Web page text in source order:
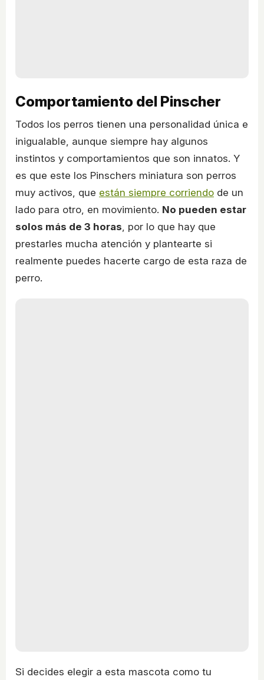
Comportamiento del Pinscher
Todos los perros tienen una personalidad única e
inigualable, aunque siempre hay algunos
instintos y comportamientos que son innatos. Y
es que este los Pinschers miniatura son perros
muy activos, que están siempre corriendo de un
lado para otro, en movimiento. No pueden estar
solos más de 3 horas , por lo que hay que
prestarles mucha atención y plantearte si
realmente puedes hacerte cargo de esta raza de
perro.
Si decides elegir a esta mascota como tu